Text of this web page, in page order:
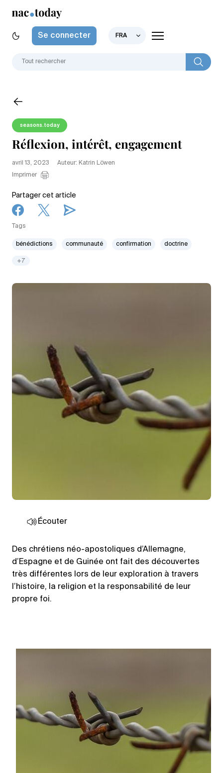
Se connecter FRA
seasons.today
Réflexion, intérêt, engagement
avril 13, 2023
Auteur: Katrin Löwen
Imprimer
Partager cet article
Tags
bénédictions communauté confirmation doctrine
+7
Écouter
Des chrétiens néo-apostoliques d’Allemagne,
d’Espagne et de Guinée ont fait des découvertes
très différentes lors de leur exploration à travers
l’histoire, la religion et la responsabilité de leur
propre foi.